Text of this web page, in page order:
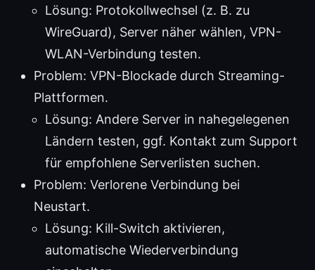
Lösung: Protokollwechsel (z. B. zu
WireGuard), Server näher wählen, VPN-
WLAN-Verbindung testen.
Problem: VPN-Blockade durch Streaming-
Plattformen.
Lösung: Andere Server in nahegelegenen
Ländern testen, ggf. Kontakt zum Support
für empfohlene Serverlisten suchen.
Problem: Verlorene Verbindung bei
Neustart.
Lösung: Kill-Switch aktivieren,
automatische Wiederverbindung